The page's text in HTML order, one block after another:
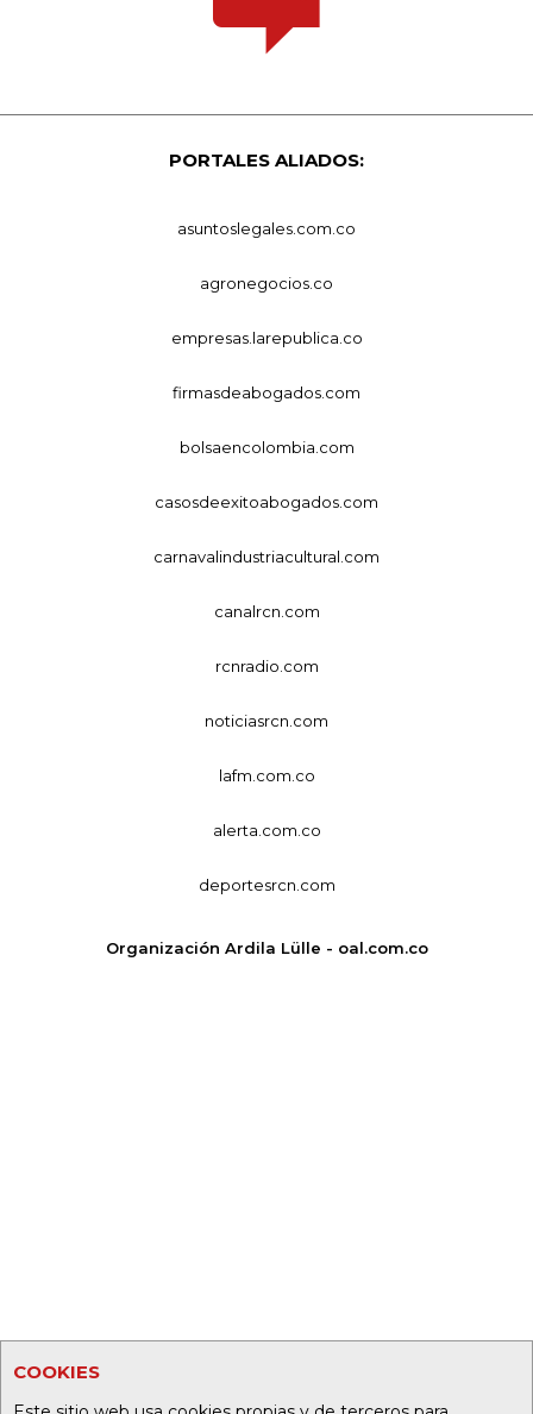
COOKIES
PORTALES ALIADOS:
asuntoslegales.com.co
agronegocios.co
empresas.larepublica.co
firmasdeabogados.com
bolsaencolombia.com
casosdeexitoabogados.com
carnavalindustriacultural.com
canalrcn.com
rcnradio.com
noticiasrcn.com
lafm.com.co
alerta.com.co
deportesrcn.com
Organización Ardila Lülle - oal.com.co